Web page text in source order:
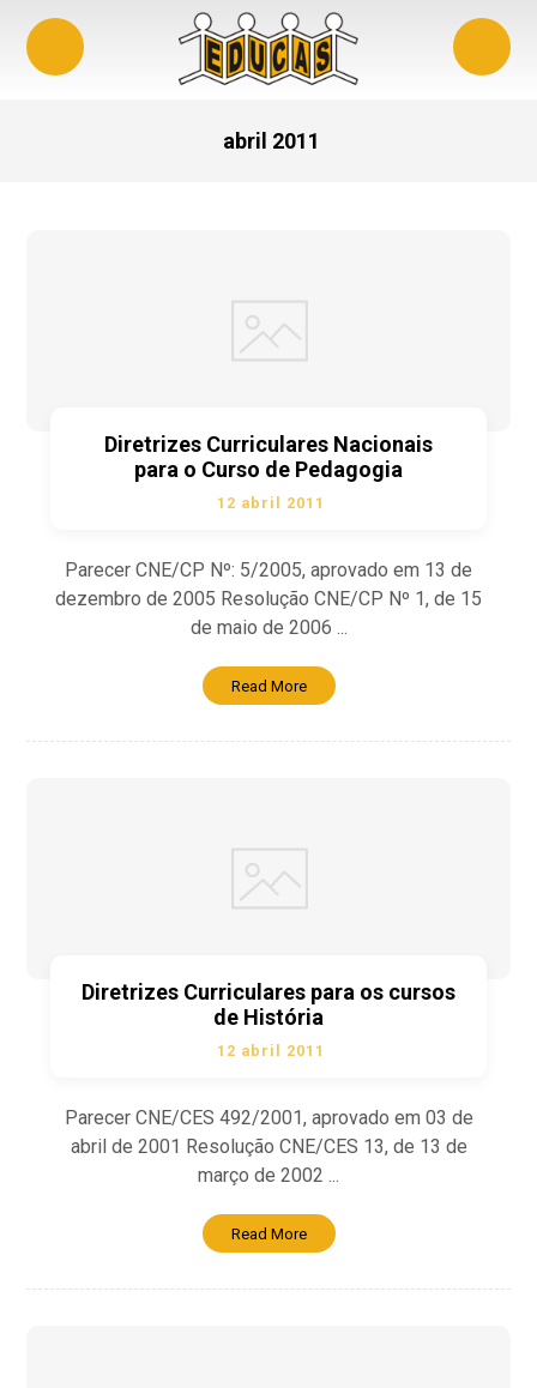
abril 2011
Diretrizes Curriculares Nacionais
para o Curso de Pedagogia
12 abril 2011
Parecer CNE/CP Nº: 5/2005, aprovado em 13 de
dezembro de 2005 Resolução CNE/CP Nº 1, de 15
de maio de 2006 ...
Read More
Diretrizes Curriculares para os cursos
de História
12 abril 2011
Parecer CNE/CES 492/2001, aprovado em 03 de
abril de 2001 Resolução CNE/CES 13, de 13 de
março de 2002 ...
Read More